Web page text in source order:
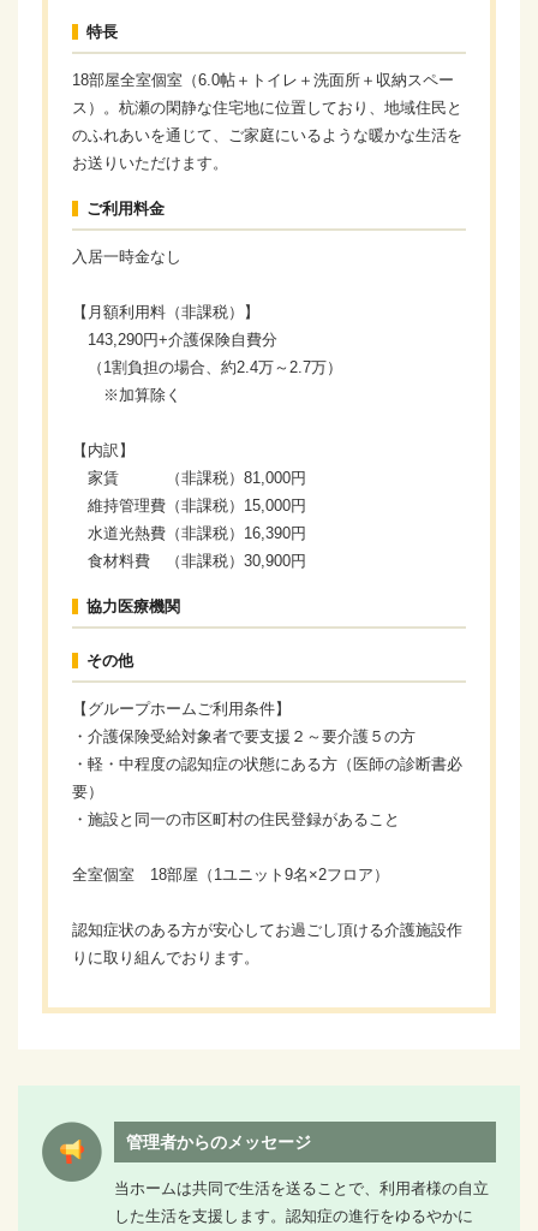
特長
18部屋全室個室（6.0帖＋トイレ＋洗面所＋収納スペー
ス）。杭瀬の閑静な住宅地に位置しており、地域住民と
のふれあいを通じて、ご家庭にいるような暖かな生活を
お送りいただけます。
ご利用料金
入居一時金なし
【月額利用料（非課税）】
143,290円+介護保険自費分
（1割負担の場合、約2.4万～2.7万）
※加算除く
【内訳】
家賃 （非課税）81,000円
維持管理費（非課税）15,000円
水道光熱費（非課税）16,390円
食材料費 （非課税）30,900円
協力医療機関
その他
【グループホームご利用条件】
・介護保険受給対象者で要支援２～要介護５の方
・軽・中程度の認知症の状態にある方（医師の診断書必
要）
・施設と同一の市区町村の住民登録があること
全室個室 18部屋（1ユニット9名×2フロア）
認知症状のある方が安心してお過ごし頂ける介護施設作
りに取り組んでおります。
管理者からのメッセージ
当ホームは共同で生活を送ることで、利用者様の自立
した生活を支援します。認知症の進行をゆるやかに